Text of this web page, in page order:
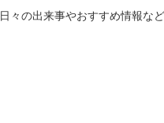
日々の出来事やおすすめ情報な